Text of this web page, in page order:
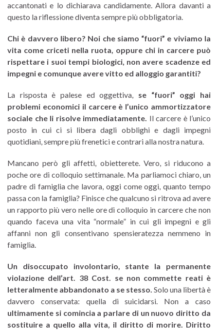
accantonati e lo dichiarava candidamente. Allora davanti a
questo la riflessione diventa sempre più obbligatoria.
Chi è davvero libero? Noi che siamo “fuori” e viviamo la
vita come criceti nella ruota, oppure chi in carcere può
rispettare i suoi tempi biologici, non avere scadenze ed
impegni e comunque avere vitto ed alloggio garantiti?
La risposta è palese ed oggettiva, se “fuori” oggi hai
problemi economici il carcere è l’unico ammortizzatore
sociale che li risolve immediatamente. Il carcere è l’unico
posto in cui ci si libera dagli obblighi e dagli impegni
quotidiani, sempre più frenetici e contrari alla nostra natura.
Mancano però gli affetti, obietterete. Vero, si riducono a
poche ore di colloquio settimanale. Ma parliamoci chiaro, un
padre di famiglia che lavora, oggi come oggi, quanto tempo
passa con la famiglia? Finisce che qualcuno si ritrova ad avere
un rapporto più vero nelle ore di colloquio in carcere che non
quando faceva una vita “normale” in cui gli impegni e gli
affanni non gli consentivano spensieratezza nemmeno in
famiglia.
Un disoccupato involontario, stante la permanente
violazione dell’art. 38 Cost. se non commette reati è
letteralmente abbandonato a se stesso. Solo una libertà è
davvero conservata: quella di suicidarsi. Non a caso
ultimamente si comincia a parlare di un nuovo diritto da
sostituire a quello alla vita, il diritto di morire. Diritto